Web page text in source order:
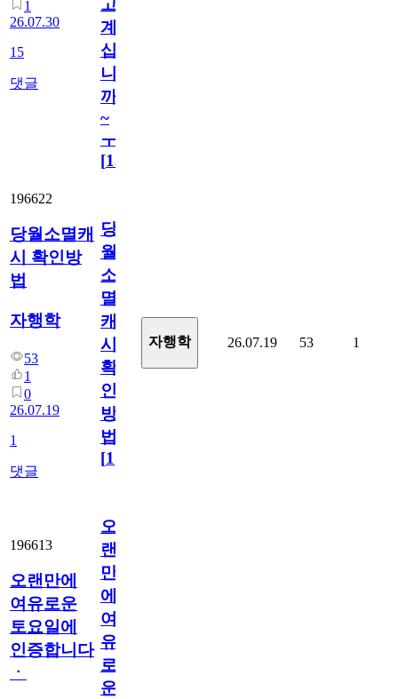
1
26.07.30
15
댓글
고
계
십
니
까
~
ㅜ
[15
196622
당월소멸캐
시 확인방
법
자행학
53
1
0
26.07.19
1
댓글
당
월
소
멸
캐
시
확
인
방
법
[1]
자행학 26.07.19 53 1
196613
오랜만에
여유로운
토요일에
인증합니다
ㆍ
오
랜
만
에
여
유
로
운